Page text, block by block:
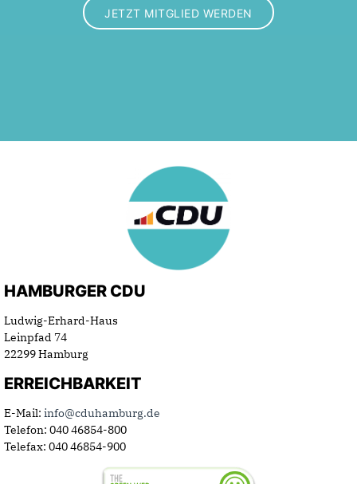
JETZT MITGLIED WERDEN
HAMBURGER CDU
Ludwig-Erhard-Haus
Leinpfad 74
22299 Hamburg
ERREICHBARKEIT
E-Mail: info@cduhamburg.de
Telefon: 040 46854-800
Telefax: 040 46854-900